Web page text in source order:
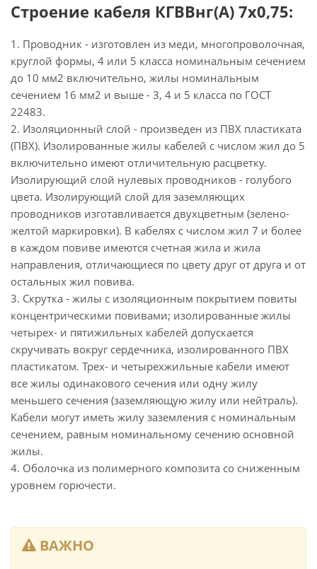
Строение кабеля КГВВнг(А) 7х0,75:
1. Проводник - изготовлен из меди, многопроволочная,
круглой формы, 4 или 5 класса номинальным сечением
до 10 мм2 включительно, жилы номинальным
сечением 16 мм2 и выше - 3, 4 и 5 класса по ГОСТ
22483.
2. Изоляционный слой - произведен из ПВХ пластиката
(ПВХ). Изолированные жилы кабелей с числом жил до 5
включительно имеют отличительную расцветку.
Изолирующий слой нулевых проводников - голубого
цвета. Изолирующий слой для заземляющих
проводников изготавливается двухцветным (зелено-
желтой маркировки). В кабелях с числом жил 7 и более
в каждом повиве имеются счетная жила и жила
направления, отличающиеся по цвету друг от друга и от
остальных жил повива.
3. Скрутка - жилы с изоляционным покрытием повиты
концентрическими повивами; изолированные жилы
четырех- и пятижильных кабелей допускается
скручивать вокруг сердечника, изолированного ПВХ
пластикатом. Трех- и четырехжильные кабели имеют
все жилы одинакового сечения или одну жилу
меньшего сечения (заземляющую жилу или нейтраль).
Кабели могут иметь жилу заземления с номинальным
сечением, равным номинальному сечению основной
жилы.
4. Оболочка из полимерного композита со сниженным
уровнем горючести.
ВАЖНО